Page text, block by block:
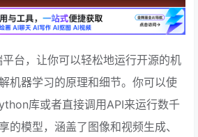
台，让你可以轻松地运行开源的机
机器学习的原理和细节。你可以使
库或者直接调用API来运行数千
的模型，涵盖了图像和视频生成、